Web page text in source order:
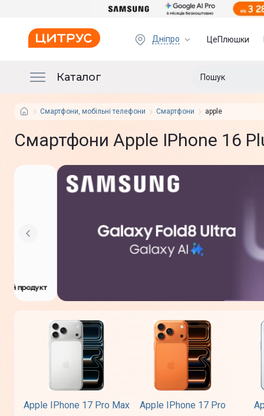
Дніпро ЦеПлюшки
Каталог
Смартфони, мобільні телефони Смартфони apple
Смартфони Apple IPhone 16
Apple IPhone 17 Pro Max Apple IPhone 17 Pro